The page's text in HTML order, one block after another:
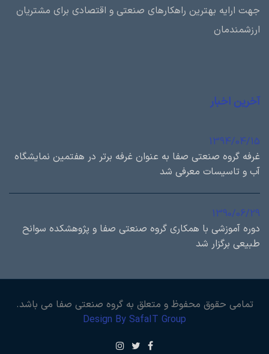
جهت ارایه بهترین راهکارهای صنعتی و اقتصادی برای مشتریان
ارزشمندمان
آخرین اخبار
1394/04/15
غرفه گروه صنعتی صفا به عنوان غرفه برتر در هفتمین نمایشگاه
آب و تاسیسات معرفی شد
1390/06/29
دوره آموزشی با همكاري گروه صنعتی صفا و پژوهشكده سوانح
طبيعی برگزار شد
تمامی حقوق محفوظ و متعلق به گروه صنعتی صفا می باشد.
Design By SafaIT Group